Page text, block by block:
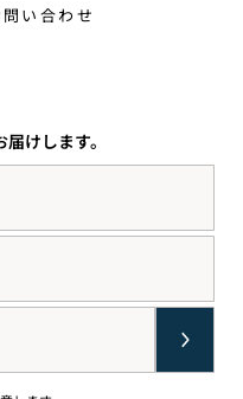
問い合わせ
けします。